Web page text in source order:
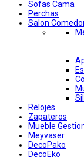
Sofas Cama
Perchas
Salon
Relojes
Zapateros
Mueble
Meyvaser
DecoPako
DecoEko